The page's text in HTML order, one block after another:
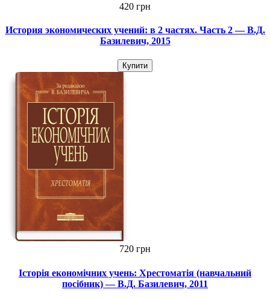
420 грн
История экономических учений: в 2 частях. Часть 2 — В.Д.
Базилевич, 2015
Купити
720 грн
Історія економічних учень: Хрестоматія (навчальний
посібник) — В.Д. Базилевич, 2011